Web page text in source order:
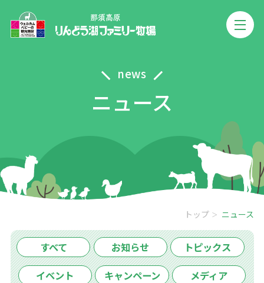
news
ニュース
トップ ニュース
すべて お知らせ トピックス
イベント キャンペーン メディア